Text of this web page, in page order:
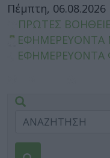
Πέμπτη, 06.08.2026
ΠΡΩΤΕΣ
ΕΦΗΜΕΡΕΥΟΝΤΑ
ΕΦΗΜΕΡΕΥΟΝΤΑ